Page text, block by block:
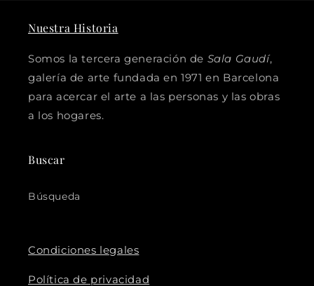
Nuestra Historia
Somos la tercera generación de Sala Gaudí,
galería de arte fundada en 1971 en Barcelona
para acercar el arte a las personas y las obras
a los hogares.
Buscar
Búsqueda
Condiciones legales
Política de privacidad